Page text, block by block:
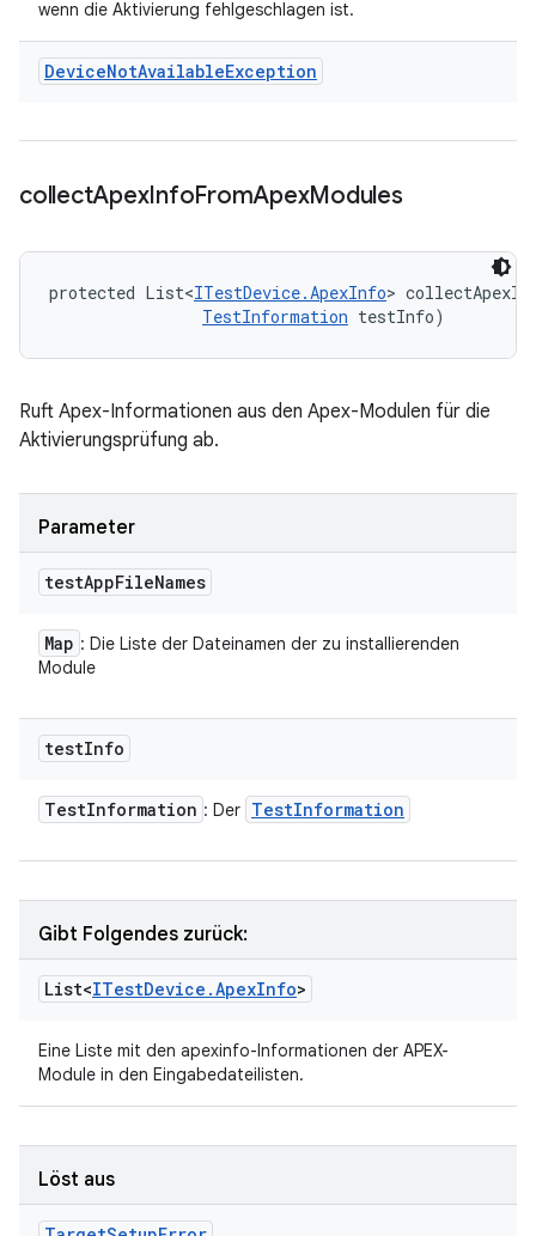
wenn die Aktivierung fehlgeschlagen ist.
DeviceNotAvailableException
collectApexInfoFromApexModules
protected List<ITestDevice.ApexInfo>
TestInformation testInfo)
Ruft Apex-Informationen aus den Apex-Modulen für die
Aktivierungsprüfung ab.
Parameter
testAppFileNames
Map : Die Liste der Dateinamen der zu installierenden
Module
testInfo
TestInformation : Der TestInformation
Gibt Folgendes zurück:
List<ITestDevice .ApexInfo>
Eine Liste mit den apexinfo-Informationen der APEX-
Module in den Eingabedateilisten.
Löst aus